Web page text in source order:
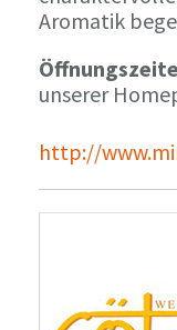
Aromatik
unserer
http://